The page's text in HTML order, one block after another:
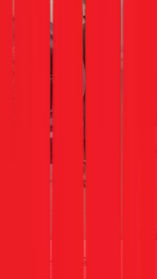
vừa xả ra ngoài